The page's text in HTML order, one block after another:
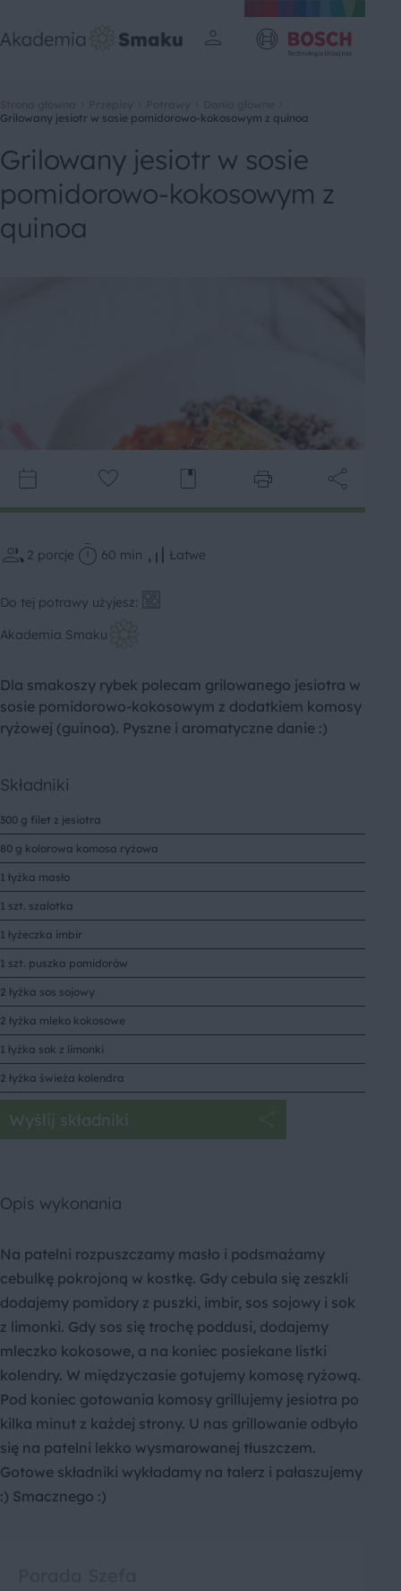
Grilowany jesiotr w sosie pomidorowo-kokosowym z quinoa
Grilowany jesiotr w sosie
pomidorowo-kokosowym z
quinoa
2 porcje 60 min Łatwe
Do tej potrawy użyjesz:
Akademia Smaku
Dla smakoszy rybek polecam grilowanego jesiotra w
sosie pomidorowo-kokosowym z dodatkiem komosy
ryżowej (guinoa). Pyszne i aromatyczne danie :)
Składniki
300 g filet z jesiotra
80 g kolorowa komosa ryżowa
1 łyżka masło
1 szt. szalotka
1 łyżeczka imbir
1 szt. puszka pomidorów
2 łyżka sos sojowy
2 łyżka mleko kokosowe
1 łyżka sok z limonki
2 łyżka świeża kolendra
Wyślij składniki
Opis wykonania
Na patelni rozpuszczamy masło i podsmażamy
cebulkę pokrojoną w kostkę. Gdy cebula się zeszkli
dodajemy pomidory z puszki, imbir, sos sojowy i sok
z limonki. Gdy sos się trochę poddusi, dodajemy
mleczko kokosowe, a na koniec posiekane listki
kolendry. W międzyczasie gotujemy komosę ryżową.
Pod koniec gotowania komosy grillujemy jesiotra po
kilka minut z każdej strony. U nas grillowanie odbyło
się na patelni lekko wysmarowanej tłuszczem.
Gotowe składniki wykładamy na talerz i pałaszujemy
:) Smacznego :)